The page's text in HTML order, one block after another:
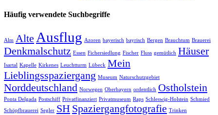
Häufig verwendete Suchbegriffe
Alm Alte Ausflug Azoren bayerisch bayrisch Bergen Brauchtum Brauerei
Denkmalschutz Essen Fichersiedlung Fischer Fluss gemütlich Häuser
Isartal Kapelle Kirkenes Leuchtturm Lübeck Mein
Lieblingsspaziergang Museum Naturschutzgebiet
Norddeutschland Norwegen Oberbayern ordentlich Ostholstein
Ponta Delgada Postschiff Privatfinanziert Privatmuseum Raps Schleswig-Holstein Schmied
Schöpfbrauerei Segler SH Spaziergangfotografie Trinken